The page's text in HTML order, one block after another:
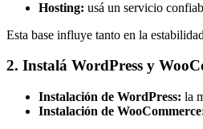
Hosting: usá un servicio
Esta base influye tanto en la
2. Instalá WordPress y
Instalación de WordPress: la
Instalación de